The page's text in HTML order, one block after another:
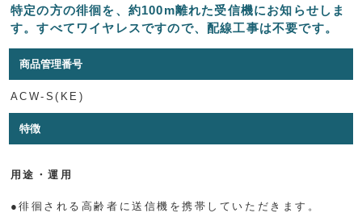
特定の方の徘徊を、約100m離れた受信機にお知らせしま
す。すべてワイヤレスですので、配線工事は不要です。
商品管理番号
ACW-S(KE)
特徴
用途・運用
●徘徊される高齢者に送信機を携帯していただきます。